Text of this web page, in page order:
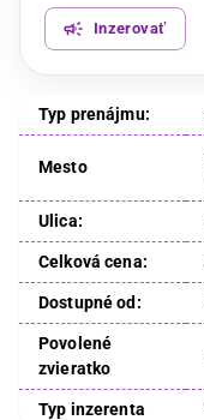
Inzerovať
Typ prenájmu:
Mesto
Ulica:
Celková cena:
Dostupné od:
Povolené
zvieratko
Typ inzerenta